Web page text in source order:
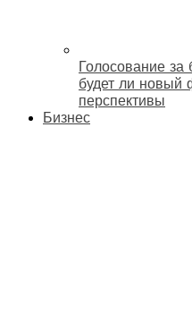
Голосование за
будет ли новый
перспективы
Бизнес